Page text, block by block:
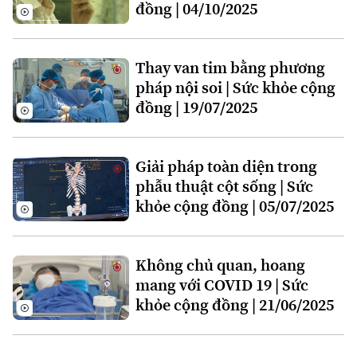
đồng | 04/10/2025
Thay van tim bằng phương
pháp nội soi | Sức khỏe cộng
đồng | 19/07/2025
Giải pháp toàn diện trong
phẫu thuật cột sống | Sức
khỏe cộng đồng | 05/07/2025
Không chủ quan, hoang
mang với COVID 19 | Sức
khỏe cộng đồng | 21/06/2025